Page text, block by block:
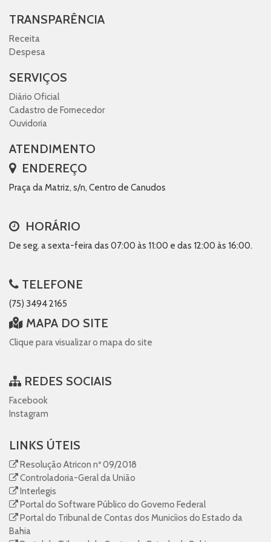
TRANSPARÊNCIA
Receita
Despesa
SERVIÇOS
Diário Oficial
Cadastro de Fornecedor
Ouvidoria
ATENDIMENTO
ENDEREÇO
Praça da Matriz, s/n, Centro de Canudos
HORÁRIO
De seg. a sexta-feira das 07:00 às 11:00 e das 12:00 às 16:00.
TELEFONE
(75) 3494 2165
MAPA DO SITE
Clique para visualizar o mapa do site
REDES SOCIAIS
Facebook
Instagram
LINKS ÚTEIS
Resolução Atricon nº 09/2018
Controladoria-Geral da União
Interlegis
Portal do Software Público do Governo Federal
Portal do Tribunal de Contas dos Municíios do Estado da
Bahia